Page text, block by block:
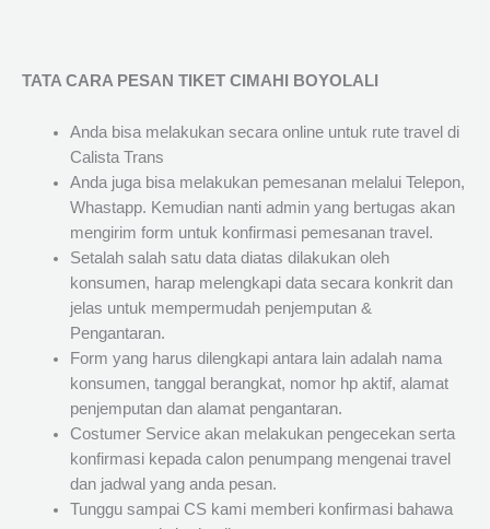
TATA CARA PESAN TIKET CIMAHI BOYOLALI
Anda bisa melakukan secara online untuk rute travel di
Calista Trans
Anda juga bisa melakukan pemesanan melalui Telepon,
Whastapp. Kemudian nanti admin yang bertugas akan
mengirim form untuk konfirmasi pemesanan travel.
Setalah salah satu data diatas dilakukan oleh
konsumen, harap melengkapi data secara konkrit dan
jelas untuk mempermudah penjemputan &
Pengantaran.
Form yang harus dilengkapi antara lain adalah nama
konsumen, tanggal berangkat, nomor hp aktif, alamat
penjemputan dan alamat pengantaran.
Costumer Service akan melakukan pengecekan serta
konfirmasi kepada calon penumpang mengenai travel
dan jadwal yang anda pesan.
Tunggu sampai CS kami memberi konfirmasi bahawa